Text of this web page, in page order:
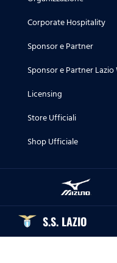
Corporate Hospitality
Sponsor e Partner
Sponsor e Partner
Licensing
Store Ufficiali
Shop Ufficiale
S.S. LAZIO